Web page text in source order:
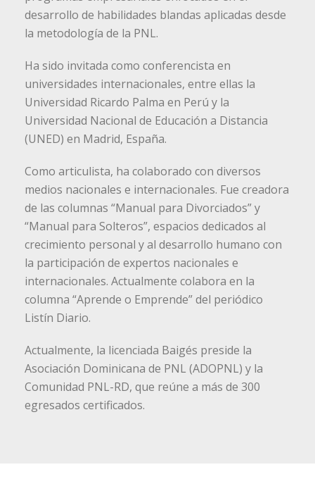
desarrollo de habilidades blandas aplicadas desde
la metodología de la PNL.
Ha sido invitada como conferencista en
universidades internacionales, entre ellas la
Universidad Ricardo Palma en Perú y la
Universidad Nacional de Educación a Distancia
(UNED) en Madrid, España.
Como articulista, ha colaborado con diversos
medios nacionales e internacionales. Fue creadora
de las columnas “Manual para Divorciados” y
“Manual para Solteros”, espacios dedicados al
crecimiento personal y al desarrollo humano con
la participación de expertos nacionales e
internacionales. Actualmente colabora en la
columna “Aprende o Emprende” del periódico
Listín Diario.
Actualmente, la licenciada Baigés preside la
Asociación Dominicana de PNL (ADOPNL) y la
Comunidad PNL-RD, que reúne a más de 300
egresados certificados.